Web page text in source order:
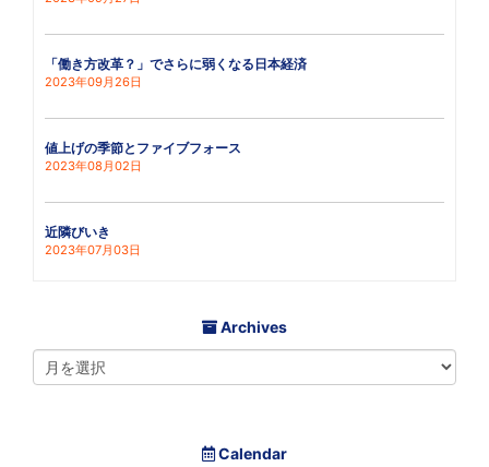
「働き方改革？」でさらに弱くなる日本経済
2023年09月26日
値上げの季節とファイブフォース
2023年08月02日
近隣びいき
2023年07月03日
Archives
Calendar